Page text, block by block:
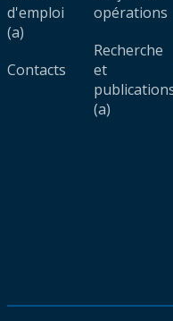
d'emploi
(a)
Contacts
opérations
Recherche
et
(a)